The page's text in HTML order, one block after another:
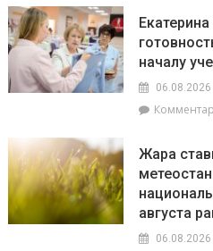
началу
06.08.2026
Жара
августа
06.08.2026